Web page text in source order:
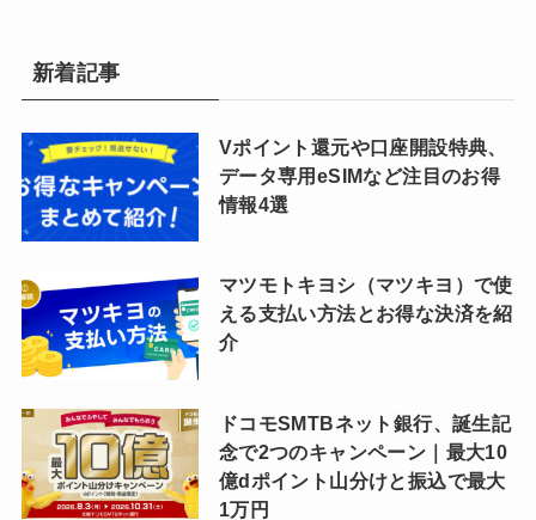
新着記事
Vポイント還元や口座開設特典、
データ専用eSIMなど注目のお得
情報4選
マツモトキヨシ（マツキヨ）で使
える支払い方法とお得な決済を紹
介
ドコモSMTBネット銀行、誕生記
念で2つのキャンペーン｜最大10
億dポイント山分けと振込で最大
1万円